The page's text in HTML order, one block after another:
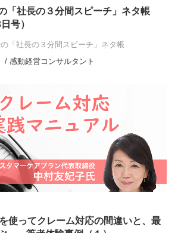
「社長の３分間スピーチ」ネタ帳
号）
「社長の３分間スピーチ」ネタ帳
/ 感動経営コンサルタント
使ってクレーム対応の間違いと、最